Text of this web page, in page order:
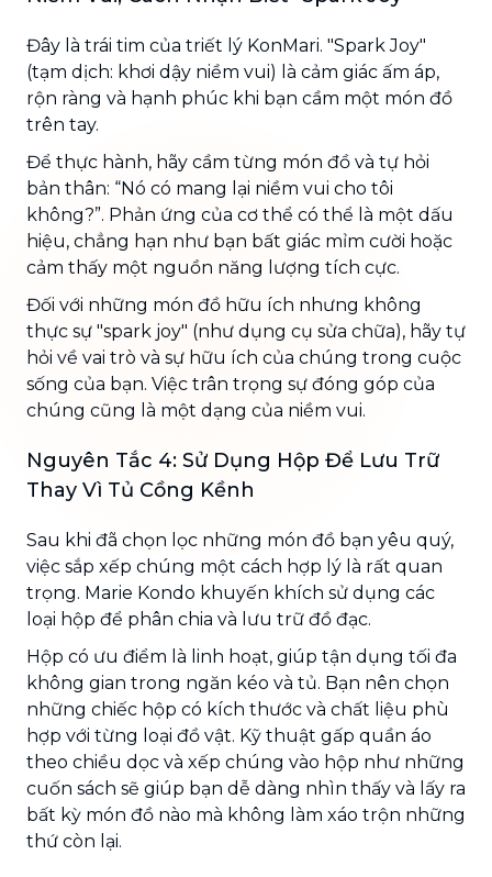
Đây là trái tim của triết lý KonMari. "Spark Joy"
(tạm dịch: khơi dậy niềm vui) là cảm giác ấm áp,
rộn ràng và hạnh phúc khi bạn cầm một món đồ
trên tay.
Để thực hành, hãy cầm từng món đồ và tự hỏi
bản thân: “Nó có mang lại niềm vui cho tôi
không?”. Phản ứng của cơ thể có thể là một dấu
hiệu, chẳng hạn như bạn bất giác mỉm cười hoặc
cảm thấy một nguồn năng lượng tích cực.
Đối với những món đồ hữu ích nhưng không
thực sự "spark joy" (như dụng cụ sửa chữa), hãy tự
hỏi về vai trò và sự hữu ích của chúng trong cuộc
sống của bạn. Việc trân trọng sự đóng góp của
chúng cũng là một dạng của niềm vui.
Nguyên Tắc 4: Sử Dụng Hộp Để Lưu Trữ
Thay Vì Tủ Cồng Kềnh
Sau khi đã chọn lọc những món đồ bạn yêu quý,
việc sắp xếp chúng một cách hợp lý là rất quan
trọng. Marie Kondo khuyến khích sử dụng các
loại hộp để phân chia và lưu trữ đồ đạc.
Hộp có ưu điểm là linh hoạt, giúp tận dụng tối đa
không gian trong ngăn kéo và tủ. Bạn nên chọn
những chiếc hộp có kích thước và chất liệu phù
hợp với từng loại đồ vật. Kỹ thuật gấp quần áo
theo chiều dọc và xếp chúng vào hộp như những
cuốn sách sẽ giúp bạn dễ dàng nhìn thấy và lấy ra
bất kỳ món đồ nào mà không làm xáo trộn những
thứ còn lại.